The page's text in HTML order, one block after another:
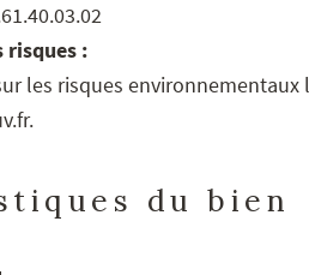
risques :
les risques
.
du bien